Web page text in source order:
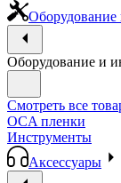
Оборудование и
Смотреть все
OCA пленки
Инструменты
Аксессуары